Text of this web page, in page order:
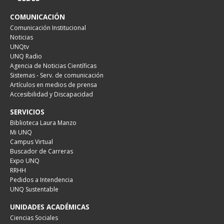
COMUNICACIÓN
Comunicación Institucional
Noticias
UNQtv
UNQ Radio
Agencia de Noticias Científicas
Sistemas - Serv. de comunicación
Artículos en medios de prensa
Accesibilidad y Discapacidad
SERVICIOS
Biblioteca Laura Manzo
Mi UNQ
Campus Virtual
Buscador de Carreras
Expo UNQ
RRHH
Pedidos a Intendencia
UNQ Sustentable
UNIDADES ACADÉMICAS
Ciencias Sociales